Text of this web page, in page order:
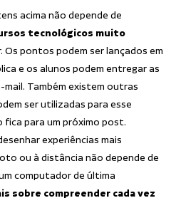
acima não depende de
tecnológicos muito
Os pontos podem ser lançados em
e os alunos podem entregar as
Também existem outras
ser utilizadas para esse
para um próximo post.
experiências mais
ou à distância não depende de
computador de última
sobre compreender cada vez